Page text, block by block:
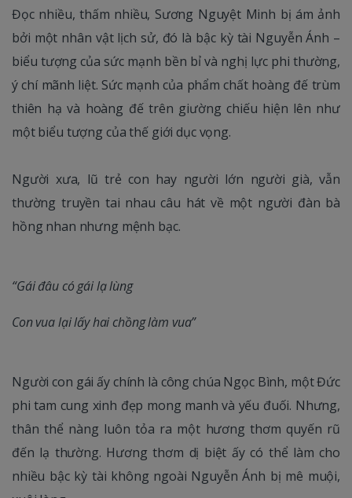
Đọc nhiều, thấm nhiều, Sương Nguyệt Minh bị ám ảnh
bởi một nhân vật lịch sử, đó là bậc kỳ tài Nguyễn Ánh –
biểu tượng của sức mạnh bền bỉ và nghị lực phi thường,
ý chí mãnh liệt. Sức mạnh của phẩm chất hoàng đế trùm
thiên hạ và hoàng đế trên giường chiếu hiện lên như
một biểu tượng của thế giới dục vọng.
Người xưa, lũ trẻ con hay người lớn người già, vẫn
thường truyền tai nhau câu hát về một người đàn bà
hồng nhan nhưng mệnh bạc.
“Gái đâu có gái lạ lùng
Con vua lại lấy hai chồng làm vua”
Người con gái ấy chính là công chúa Ngọc Bình, một Đức
phi tam cung xinh đẹp mong manh và yếu đuối. Nhưng,
thân thể nàng luôn tỏa ra một hương thơm quyến rũ
đến lạ thường. Hương thơm dị biệt ấy có thể làm cho
nhiều bậc kỳ tài không ngoài Nguyễn Ánh bị mê muội,